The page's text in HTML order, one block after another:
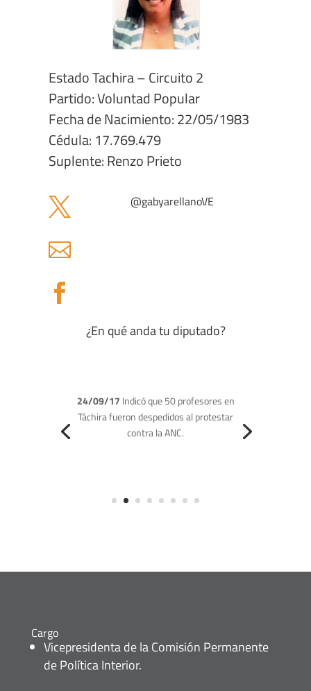
Estado Tachira – Circuito 2
Partido: Voluntad Popular
Fecha de Nacimiento: 22/05/1983
Cédula: 17.769.479
Suplente: Renzo Prieto
 @gabyarellanoVE


¿En qué anda tu diputado?
16/08/17
Cargo
Vicepresidenta de la Comisión Permanente
de Política Interior.